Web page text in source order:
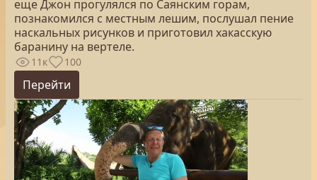
еще Джон прогулялся по Саянским горам,
познакомился с местным лешим, послушал пение
наскальных рисунков и приготовил хакасскую
баранину на вертеле.
11к 100
Перейти